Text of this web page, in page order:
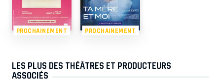
PROCHAINEMENT PROCHAINEMENT
LES PLUS DES THÉÂTRES ET PRODUCTEURS
ASSOCIÉS